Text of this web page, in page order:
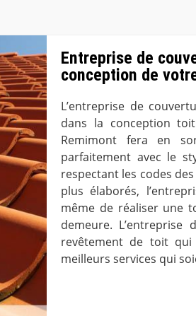
Entreprise de
conception de
L’entreprise de
dans la conception
Remimont fera en
parfaitement avec le
respectant les codes
plus élaborés,
même de réaliser une
demeure.
revêtement de toit
meilleurs services qui